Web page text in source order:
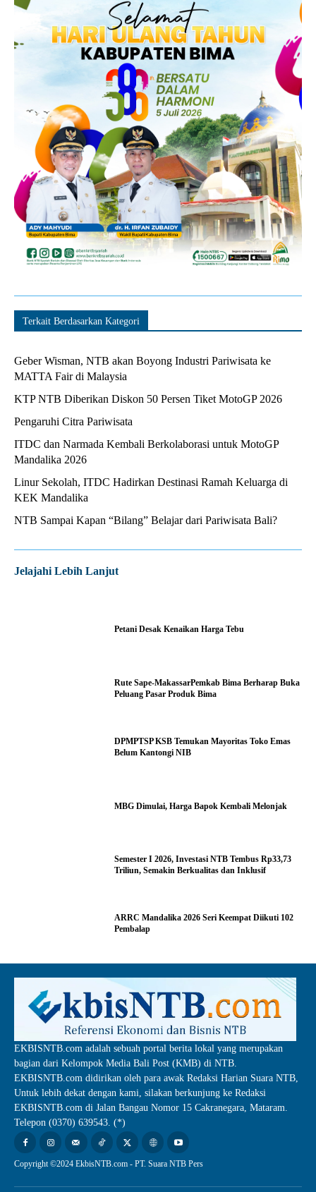
Terkait Berdasarkan Kategori
Geber Wisman, NTB akan Boyong Industri Pariwisata ke
MATTA Fair di Malaysia
KTP NTB Diberikan Diskon 50 Persen Tiket MotoGP 2026
Pengaruhi Citra Pariwisata
ITDC dan Narmada Kembali Berkolaborasi untuk MotoGP
Mandalika 2026
Linur Sekolah, ITDC Hadirkan Destinasi Ramah Keluarga di
KEK Mandalika
NTB Sampai Kapan “Bilang” Belajar dari Pariwisata Bali?
Jelajahi Lebih Lanjut
Petani Desak Kenaikan Harga Tebu
Rute Sape-MakassarPemkab Bima Berharap Buka
Peluang Pasar Produk Bima
DPMPTSP KSB Temukan Mayoritas Toko Emas
Belum Kantongi NIB
MBG Dimulai, Harga Bapok Kembali Melonjak
Semester I 2026, Investasi NTB Tembus Rp33,73
Triliun, Semakin Berkualitas dan Inklusif
ARRC Mandalika 2026 Seri Keempat Diikuti 102
Pembalap
EKBISNTB.com adalah sebuah portal berita lokal yang merupakan
bagian dari Kelompok Media Bali Post (KMB) di NTB.
EKBISNTB.com didirikan oleh para awak Redaksi Harian Suara NTB,
Untuk lebih dekat dengan kami, silakan berkunjung ke Redaksi
EKBISNTB.com di Jalan Bangau Nomor 15 Cakranegara, Mataram.
Telepon (0370) 639543. (*)
Copyright ©2024 EkbisNTB.com - PT. Suara NTB Pers